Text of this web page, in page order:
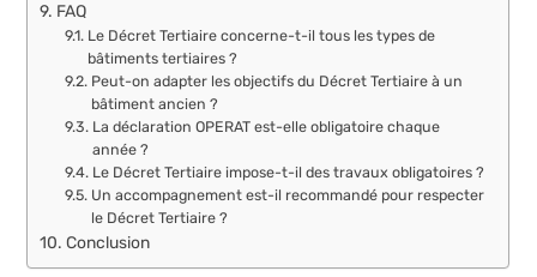
FAQ
Le Décret Tertiaire concerne-t-il tous les types de
bâtiments tertiaires ?
Peut-on adapter les objectifs du Décret Tertiaire à un
bâtiment ancien ?
La déclaration OPERAT est-elle obligatoire chaque
année ?
Le Décret Tertiaire impose-t-il des travaux obligatoires ?
Un accompagnement est-il recommandé pour respecter
le Décret Tertiaire ?
Conclusion